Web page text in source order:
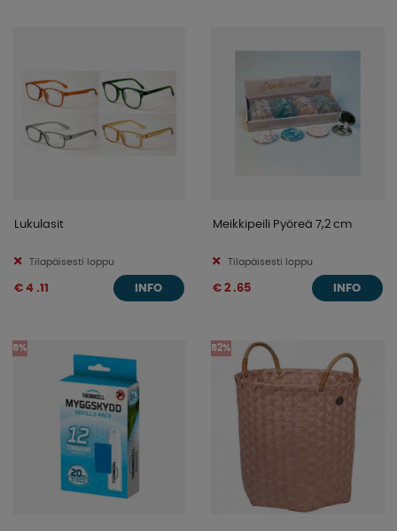
Lukulasit
Tilapäisesti loppu
€ 4 .11 INFO
Meikkipeili Pyöreä 7,2 cm
Tilapäisesti loppu
€ 2 .65 INFO
5% 52%